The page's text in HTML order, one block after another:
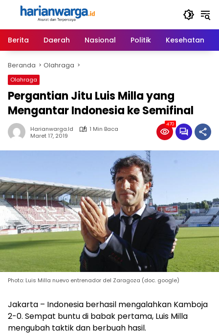
Langsung
Berita
Daerah Nasional Politik Kesehatan
Beranda Olahraga
Olahraga
Pergantian Jitu Luis Milla yang
Mengantar Indonesia ke Semifinal
Harianwarga.id
1 Min Baca
Maret 17, 2019
470
Photo: Luis Milla nuevo entrenador del Zaragoza (doc. google)
Jakarta – Indonesia berhasil mengalahkan Kamboja
2-0. Sempat buntu di babak pertama, Luis Milla
mengubah taktik dan berbuah hasil.